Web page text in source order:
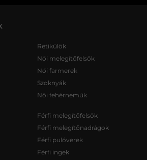
Retikülök
Női melegítőfelsők
Női farmerek
Szoknyák
Női fehérneműk
Férfi melegítőfelsők
Férfi melegítőnadrágok
Férfi pulóverek
Férfi ingek